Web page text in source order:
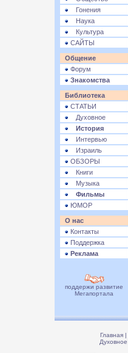
Гонения
Наука
Культура
САЙТЫ
Общение
Форум
Знакомства
Библиотека
СТАТЬИ
Духовное
История
Интервью
Израиль
ОБЗОРЫ
Книги
Музыка
Фильмы
ЮМОР
О нас
Контакты
Поддержка
Реклама
поддержи развитие
Мегапортала
Главная |
Духовное